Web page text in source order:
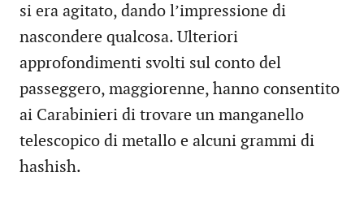
si era agitato, dando l’impressione di
nascondere qualcosa. Ulteriori
approfondimenti svolti sul conto del
passeggero, maggiorenne, hanno consentito
ai Carabinieri di trovare un manganello
telescopico di metallo e alcuni grammi di
hashish.